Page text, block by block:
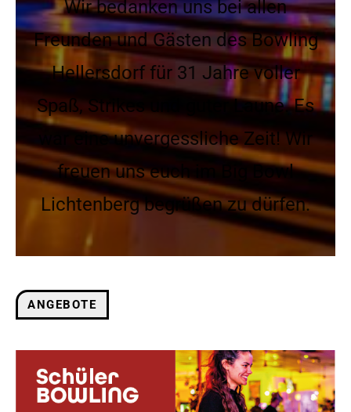
Wir bedanken uns bei allen
Freunden und Gästen des Bowling
Hellersdorf für 31 Jahre voller
Spaß, Strikes und guter Laune. Es
war eine unvergessliche Zeit! Wir
freuen uns euch im Big Bowl
Lichtenberg begrüßen zu dürfen.
ANGEBOTE